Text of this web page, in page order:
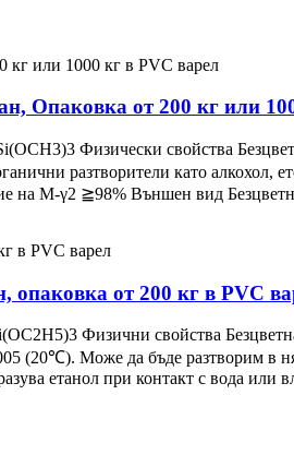
Опаковка от 200 кг или
Физически свойства
разтворители като алкохол,
на M-γ2 ≧98% Външен вид
опаковка от 200 кг в PVC
Физични свойства
(20℃). Може да бъде разтворим в
етанол при контакт с вода